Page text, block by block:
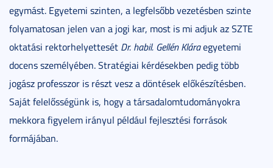
egymást. Egyetemi szinten, a legfelsőbb vezetésben szinte
folyamatosan jelen van a jogi kar, most is mi adjuk az SZTE
oktatási rektorhelyettesét Dr. habil. Gellén Kláraegyetemi
docens személyében. Stratégiai kérdésekben pedig több
jogász professzor is részt vesz a döntések előkészítésben.
Saját felelősségünk is, hogy a társadalomtudományokra
mekkora figyelem irányul például fejlesztési források
formájában.